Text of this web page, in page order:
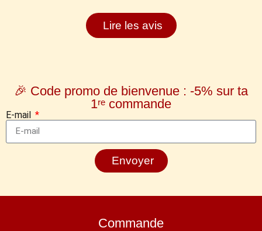
Lire les avis
🎉 Code promo de bienvenue : -5% sur ta
1ʳᵉ commande
E-mail
Envoyer
Commande